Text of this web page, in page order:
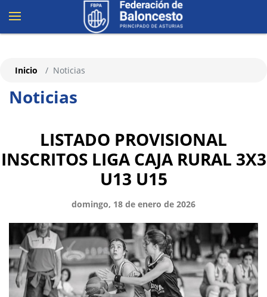
Noticias
Inicio Noticias
LISTADO PROVISIONAL
INSCRITOS LIGA CAJA RURAL 3X3
U13 U15
domingo, 18 de enero de 2026